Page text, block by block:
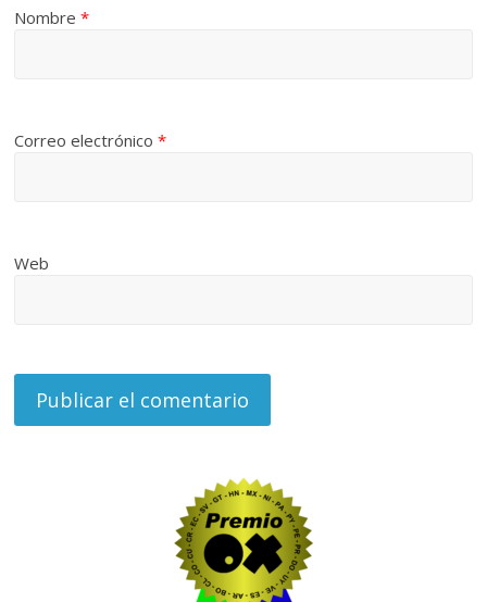
Nombre*
Correo electrónico*
Web